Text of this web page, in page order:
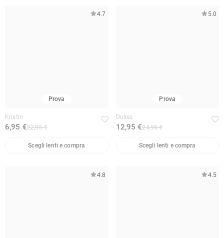
4.7
Prova
Kristin
6,95 €22,95 €
Scegli lenti e compra
5.0
Prova
Dulles
12,95 €24,95 €
Scegli lenti e compra
4.8 4.5